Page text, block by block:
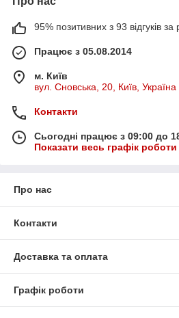
95% позитивних з 93 відгуків за
Працює з 05.08.2014
м. Київ
вул. Сновська, 20, Київ, Україна
Контакти
Сьогодні працює з 09:00 до
Показати весь графік роботи
Про нас
Контакти
Доставка та оплата
Графік роботи